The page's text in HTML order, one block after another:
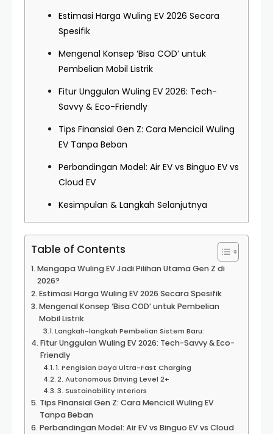
Estimasi Harga Wuling EV 2026 Secara
Spesifik
Mengenal Konsep ‘Bisa COD’ untuk
Pembelian Mobil Listrik
Fitur Unggulan Wuling EV 2026: Tech-
Savvy & Eco-Friendly
Tips Finansial Gen Z: Cara Mencicil Wuling
EV Tanpa Beban
Perbandingan Model: Air EV vs Binguo EV vs
Cloud EV
Kesimpulan & Langkah Selanjutnya
Table of Contents
Mengapa Wuling EV Jadi Pilihan Utama Gen Z di
2026?
Estimasi Harga Wuling EV 2026 Secara Spesifik
Mengenal Konsep ‘Bisa COD’ untuk Pembelian
Mobil Listrik
Langkah-langkah Pembelian Sistem Baru:
Fitur Unggulan Wuling EV 2026: Tech-Savvy & Eco-
Friendly
1. Pengisian Daya Ultra-Fast Charging
2. Autonomous Driving Level 2+
3. Sustainability Interiors
Tips Finansial Gen Z: Cara Mencicil Wuling EV
Tanpa Beban
Perbandingan Model: Air EV vs Binguo EV vs Cloud